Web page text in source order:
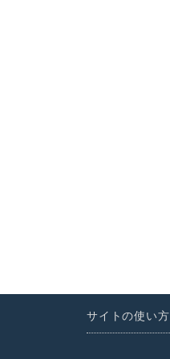
サイトの使い方